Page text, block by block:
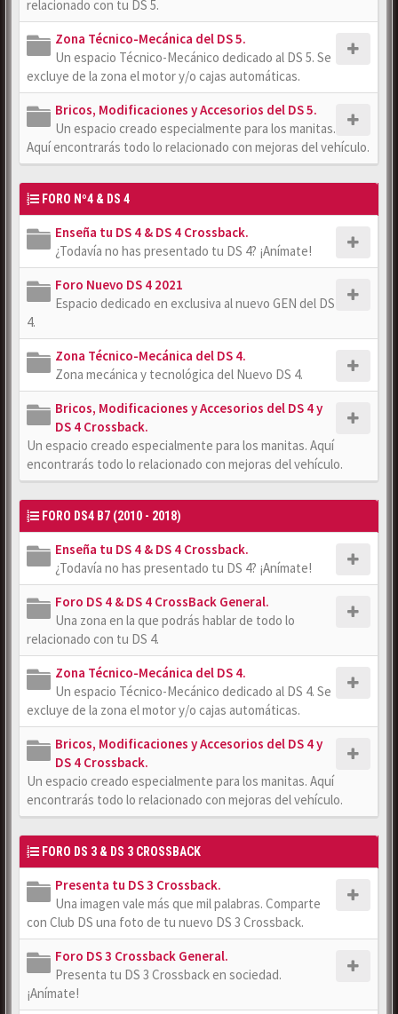
relacionado con tu DS 5.
Zona Técnico-Mecánica del DS 5.
Un espacio Técnico-Mecánico dedicado al DS 5. Se
excluye de la zona el motor y/o cajas automáticas.
Bricos, Modificaciones y Accesorios del DS 5.
Un espacio creado especialmente para los manitas.
Aquí encontrarás todo lo relacionado con mejoras del vehículo.
FORO Nº4 & DS 4
Enseña tu DS 4 & DS 4 Crossback.
¿Todavía no has presentado tu DS 4? ¡Anímate!
Foro Nuevo DS 4 2021
Espacio dedicado en exclusiva al nuevo GEN del DS
4.
Zona Técnico-Mecánica del DS 4.
Zona mecánica y tecnológica del Nuevo DS 4.
Bricos, Modificaciones y Accesorios del DS 4 y
DS 4 Crossback.
Un espacio creado especialmente para los manitas. Aquí
encontrarás todo lo relacionado con mejoras del vehículo.
FORO DS4 B7 (2010 - 2018)
Enseña tu DS 4 & DS 4 Crossback.
¿Todavía no has presentado tu DS 4? ¡Anímate!
Foro DS 4 & DS 4 CrossBack General.
Una zona en la que podrás hablar de todo lo
relacionado con tu DS 4.
Zona Técnico-Mecánica del DS 4.
Un espacio Técnico-Mecánico dedicado al DS 4. Se
excluye de la zona el motor y/o cajas automáticas.
Bricos, Modificaciones y Accesorios del DS 4 y
DS 4 Crossback.
Un espacio creado especialmente para los manitas. Aquí
encontrarás todo lo relacionado con mejoras del vehículo.
FORO DS 3 & DS 3 CROSSBACK
Presenta tu DS 3 Crossback.
Una imagen vale más que mil palabras. Comparte
con Club DS una foto de tu nuevo DS 3 Crossback.
Foro DS 3 Crossback General.
Presenta tu DS 3 Crossback en sociedad.
¡Anímate!